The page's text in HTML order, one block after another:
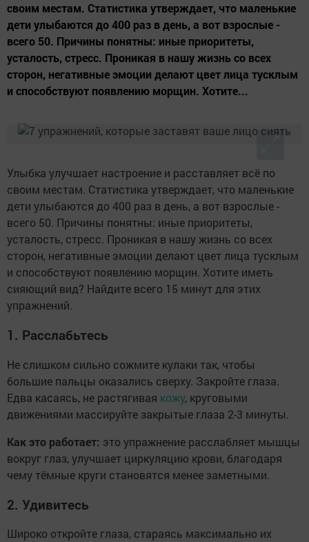
своим местам. Статистика утверждает, что маленькие
дети улыбаются до 400 раз в день, а вот взрослые -
всего 50. Причины понятны: иные приоритеты,
усталость, стресс. Проникая в нашу жизнь со всех
сторон, негативные эмоции делают цвет лица тусклым
и способствуют появлению морщин. Хотите...
Улыбка улучшает настроение и расставляет всё по
своим местам. Статистика утверждает, что маленькие
дети улыбаются до 400 раз в день, а вот взрослые -
всего 50. Причины понятны: иные приоритеты,
усталость, стресс. Проникая в нашу жизнь со всех
сторон, негативные эмоции делают цвет лица тусклым
и способствуют появлению морщин. Хотите иметь
сияющий вид? Найдите всего 15 минут для этих
упражнений.
1. Расслабьтесь
Не слишком сильно сожмите кулаки так, чтобы
большие пальцы оказались сверху. Закройте глаза.
Едва касаясь, не растягивая кожу, круговыми
движениями массируйте закрытые глаза 2-3 минуты.
Как это работает: это упражнение расслабляет мышцы
вокруг глаз, улучшает циркуляцию крови, благодаря
чему тёмные круги становятся менее заметными.
2. Удивитесь
Широко откройте глаза, стараясь максимально их